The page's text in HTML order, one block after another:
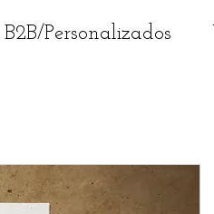
B2B/Personalizados